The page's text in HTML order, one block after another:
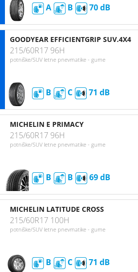
A B 70
GOODYEAR EFFICIENTGRIP SUV.4X4
215/60R17 96H
potniške/SUV letne pnevmatike - gume
B C 71
MICHELIN E PRIMACY
215/60R17 96H
potniške/SUV letne pnevmatike - gume
B B 69
MICHELIN LATITUDE CROSS
215/60R17 100H
potniške/SUV letne pnevmatike - gume
B C 71